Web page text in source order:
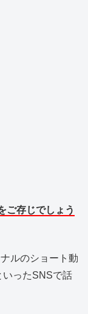
ご存じでしょう
ルのショート動
いったSNSで話